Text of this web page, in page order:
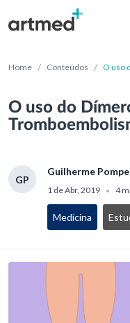
Home / Conteúdos / O uso
O uso do
GP
Guilherme
1 de Abr, 2019 • 4
Medicina